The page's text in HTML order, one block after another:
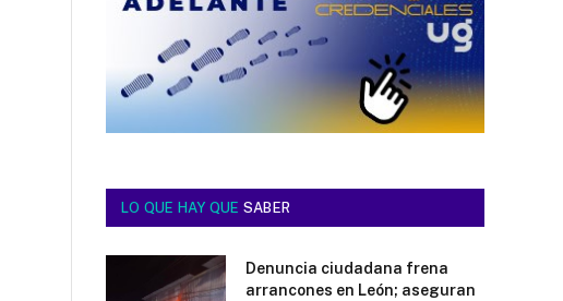
LO QUE HAY QUE SABER
Denuncia ciudadana frena
arrancones en León; aseguran